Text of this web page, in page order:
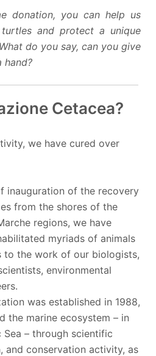
donation, you can help us
and protect a unique
do you say, can you give
hand?
Cetacea?
we have cured over
inauguration of the recovery
from the shores of the
regions, we have
myriads of animals
to the work of our biologists,
environmental
was established in 1988,
the marine ecosystem – in
– through scientific
and conservation activity, as